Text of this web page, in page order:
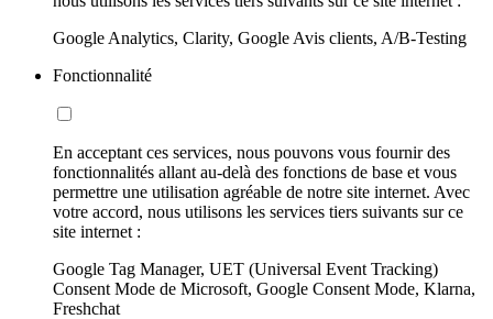
Google Analytics, Clarity, Google Avis clients, A/B-Testing
Fonctionnalité
En acceptant ces services, nous pouvons vous fournir des
fonctionnalités allant au-delà des fonctions de base et vous
permettre une utilisation agréable de notre site internet. Avec
votre accord, nous utilisons les services tiers suivants sur ce
site internet :
Google Tag Manager, UET (Universal Event Tracking)
Consent Mode de Microsoft, Google Consent Mode, Klarna,
Freshchat